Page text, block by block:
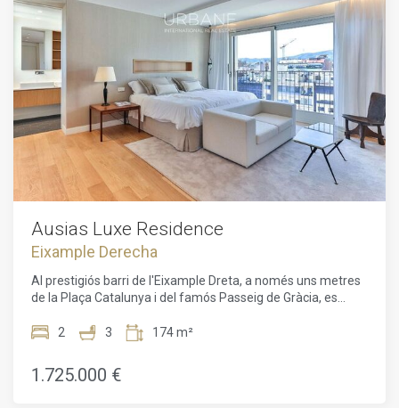
visita avui mateix per apreciar la bellesa i l'encant d'aquesta
increïble residència de primera mà. Beneficis de Viure a
l'Eixample Dret, Barcelona: Vivre al prestigiós districte de
l'Eixample Dret ofereix una multitud d'avantatges i un estil
de vida veritablement desitjable. Aquesta àrea animada
exhibeix el millor de Barcelona, combinant l'encant històric
amb les comoditats modernes. Disfruta de la conveniència
d'estar a pocs passos de l'icònic Passeig de Gràcia,
amb pedra natural i rajoles negres de disseny, amb
accessoris d'alta gamma de Vola i Alape. L'interior compta
amb sòls de tarima massissa d'IPE, coneguda per la seva
durabilitat i tacte agradable. El saló-menjador diàfan de
més de 50 m² s'omple de llum natural a través de grans
finestrals que donen a un tranquil pati interior. La cuina,
integrada al menjador, presenta un taulell de marbre de
Macael i electrodomèstics de primera qualitat de Smeg.
Entre les característiques addicionals s'inclouen il·luminació
de disseny Vibia, aire condicionat Daikin, calefacció de gas,
sistema de so Sonos i televisors d'última generació. Una
escala flotant condueix al pis superior amb una zona de
bugaderia i una impressionant terrassa de 69 m², equipada
amb reg automatitzat, dutxa i sòls de teca. Situat en una
ubicació privilegiada prop del Passeig de Gràcia i la Plaça de
Catalunya, aquest àtic ofereix una combinació única de
luxe, confort i encant al cor de Barcelona.
Ausias Luxe Residence
Eixample Derecha
Al prestigiós barri de l'Eixample Dreta, a només uns metres
de la Plaça Catalunya i del famós Passeig de Gràcia, es
exclusiva d'habitatges d'alt standing situada en un edifici
bellament restaurat, oferint una fusió perfecta entre
l'arquitectura clàssica i uns interiors exquisidament
2 3 174 m²
1.725.000 €